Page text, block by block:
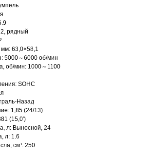
2, рядный
63,0×58,1
5000～6000 об/мин
об/мин: 1000～1100
SOHC
Назад
1,85 (24/13)
(15,0′)
л: Выносной, 24
л: 1.6
см³: 250